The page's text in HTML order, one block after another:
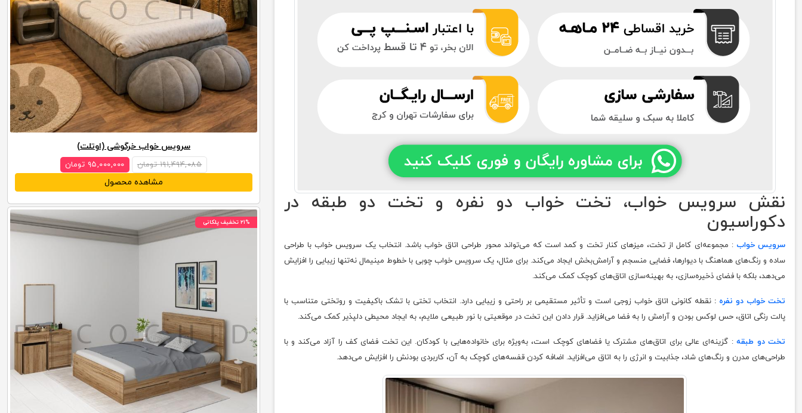
نقش سرویس خواب، تخت خواب دو نفره و تخت دو طبقه در
دکوراسیون
سرویس خواب : مجموعه‌ای کامل از تخت، میزهای کنار تخت و کمد است که می‌تواند محور طراحی اتاق خواب باشد. انتخاب یک سرویس خواب با طراحی
ساده و رنگ‌های هماهنگ با دیوارها، فضایی منسجم و آرامش‌بخش ایجاد می‌کند. برای مثال، یک سرویس خواب چوبی با خطوط مینیمال نه‌تنها زیبایی را افزایش
می‌دهد، بلکه با فضای ذخیره‌سازی، به بهینه‌سازی اتاق‌های کوچک کمک می‌کند.
تخت خواب دو نفره : نقطه کانونی اتاق خواب زوجی است و تأثیر مستقیمی بر راحتی و زیبایی دارد. انتخاب تختی با تشک باکیفیت و روتختی متناسب با
پالت رنگی اتاق، حس لوکس بودن و آرامش را به فضا می‌افزاید. قرار دادن این تخت در موقعیتی با نور طبیعی ملایم، به ایجاد محیطی دلپذیر کمک می‌کند.
تخت دو طبقه : گزینه‌ای عالی برای اتاق‌های مشترک یا فضاهای کوچک است، به‌ویژه برای خانواده‌هایی با کودکان. این تخت فضای کف را آزاد می‌کند و با
طراحی‌های مدرن و رنگ‌های شاد، جذابیت و انرژی را به اتاق می‌افزاید. اضافه کردن قفسه‌های کوچک به آن، کاربردی بودنش را افزایش می‌دهد.
سرویس خواب خرگوشی (اوتلت)
۱۹۱,۴۹۴,۰۸۵ تومان ۹۵,۰۰۰,۰۰۰ تومان
مشاهده محصول
۲۱% تخفیف پلکانی